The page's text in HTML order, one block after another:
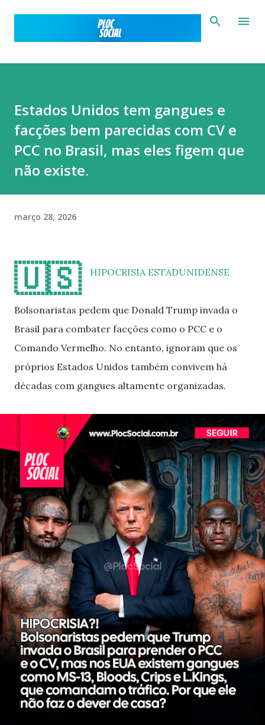
Pular para o conteúdo principal
Estados Unidos tem gangues e
facções bem parecidas com CV e
PCC no Brasil, mas eles figem que
não existe.
março 28, 2026
🇺🇸 HIPOCRISIA ESTADUNIDENSE
Bolsonaristas pedem que Donald Trump invada o
Brasil para combater facções como o PCC e o
Comando Vermelho. No entanto, ignoram que os
próprios Estados Unidos também convivem há
décadas com gangues altamente organizadas.